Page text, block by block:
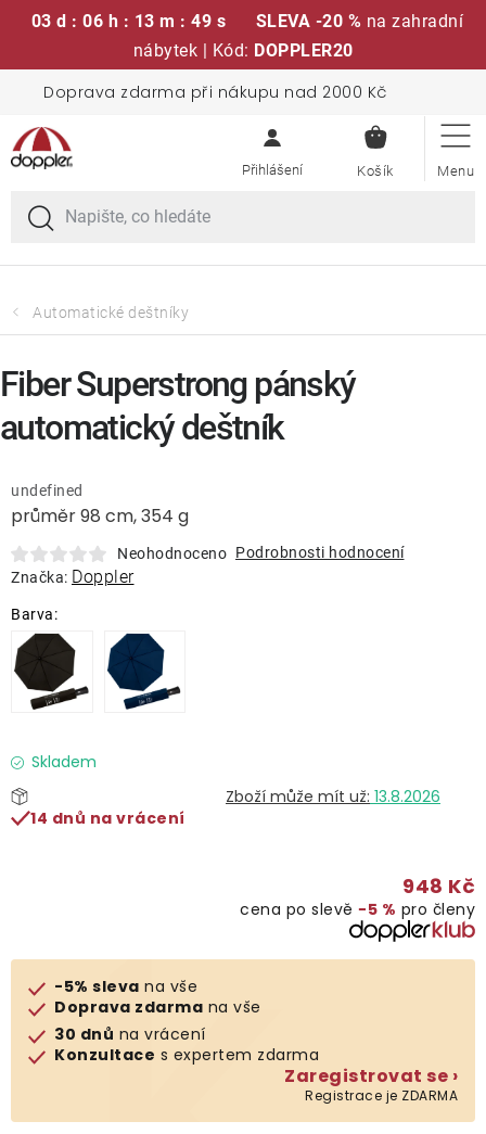
03 d : 06 h : 13 m : 48 s SLEVA -20 % na zahradní
nábytek | Kód: DOPPLER20
obsah
Doprava zdarma při nákupu nad 2000 Kč
KOŠÍK
Sedací soupravy
Slunečníky
Křesla a židle
Lavice a houpačky
Lehátka
Doplňky
Gastro produkty
Kolekce
Prodávané značky
Naše katalogy
O nás
Kontakty
Automatické deštníky
průměr 98 cm, 354 g
undefined
Neohodnoceno Podrobnosti hodnocení
Značka: Doppler
Skladem
13.8.2026
14 dnů na vrácení
948 Kč
cena po slevě −5 % pro členy
-5% sleva na vše
Doprava zdarma na vše
30 dnů na vrácení
Konzultace s expertem zdarma
Zaregistrovat se ›
Registrace je ZDARMA
Fiber Superstrong pánský
automatický deštník